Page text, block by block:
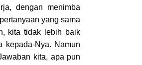
dengan menimba
yang sama
kita tidak lebih baik
kepada-Nya. Namun
kita, apa pun